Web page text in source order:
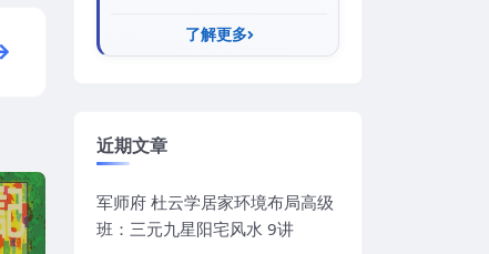
了解更多
近期文章
军师府 杜云学居家环境布局高级
班：三元九星阳宅风水 9讲